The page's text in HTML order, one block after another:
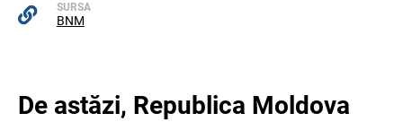
SURSA
BNM
De astăzi, Republica Moldova